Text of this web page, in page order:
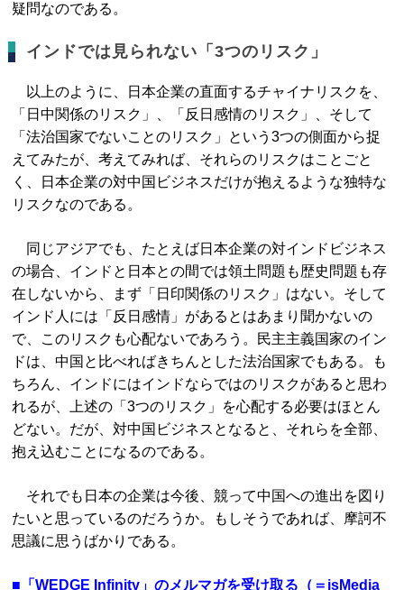
疑問なのである。
インドでは見られない「3つのリスク」
以上のように、日本企業の直面するチャイナリスクを、
「日中関係のリスク」、「反日感情のリスク」、そして
「法治国家でないことのリスク」という3つの側面から捉
えてみたが、考えてみれば、それらのリスクはことごと
く、日本企業の対中国ビジネスだけが抱えるような独特な
リスクなのである。
同じアジアでも、たとえば日本企業の対インドビジネス
の場合、インドと日本との間では領土問題も歴史問題も存
在しないから、まず「日印関係のリスク」はない。そして
インド人には「反日感情」があるとはあまり聞かないの
で、このリスクも心配ないであろう。民主主義国家のイン
ドは、中国と比べればきちんとした法治国家でもある。も
ちろん、インドにはインドならではのリスクがあると思わ
れるが、上述の「3つのリスク」を心配する必要はほとん
どない。だが、対中国ビジネスとなると、それらを全部、
抱え込むことになるのである。
それでも日本の企業は今後、競って中国への進出を図り
たいと思っているのだろうか。もしそうであれば、摩訶不
思議に思うばかりである。
■ 「WEDGE Infinity」のメルマガを受け取る（＝isMedia